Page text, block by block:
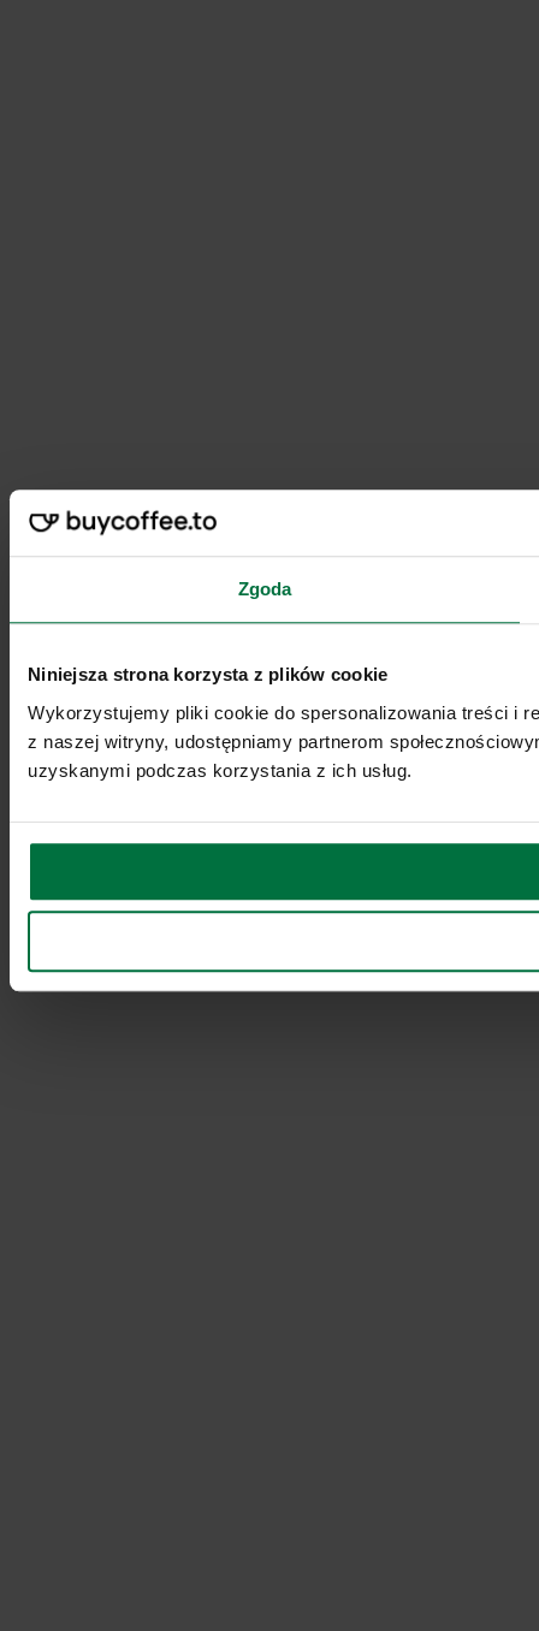
Zgoda
Niniejsza strona korzysta z plików cookie
Wykorzystujemy pliki cookie do spersonalizowania treści i
z naszej witryny, udostępniamy partnerom
uzyskanymi podczas korzystania z ich usług.